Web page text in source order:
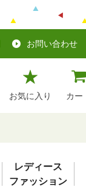
お問い合わせ
お気に入り カー
レディース
ファッション